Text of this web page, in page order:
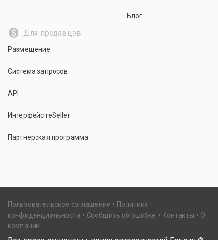
Блог
Для продавцов
Размещение
Система запросов
API
Интерфейс reSeller
Партнерская программа
Пользовательское соглашение
Политика
конфиденциальности
Сообщить об ошибке Контакты
О
компании